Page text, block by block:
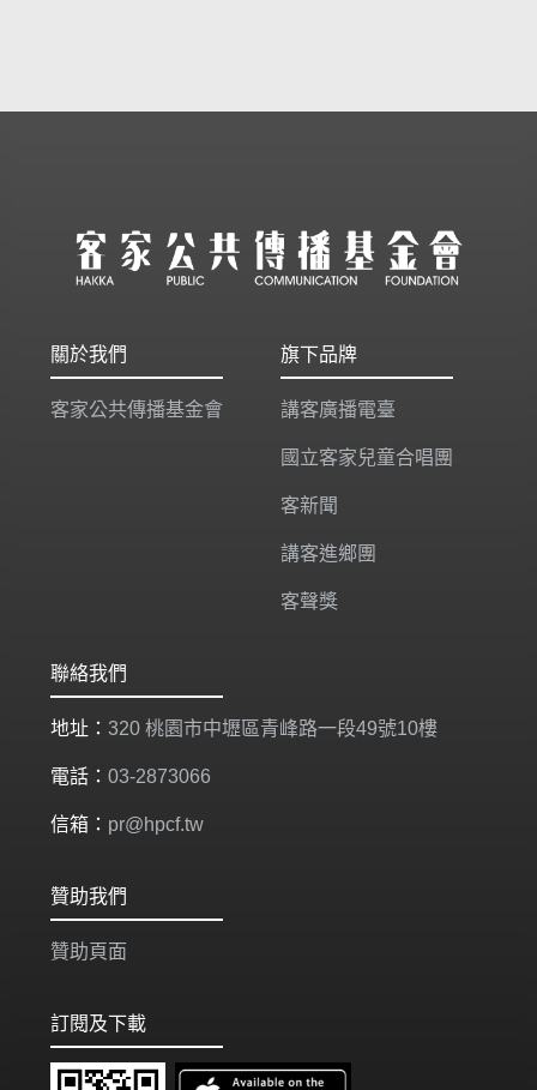
關於我們
客家公共傳播基金會
旗下品牌
講客廣播電臺
國立客家兒童合唱團
客新聞
講客進鄉團
客聲獎
聯絡我們
地址： 320 桃園市中壢區青峰路一段49號10樓
電話： 03-2873066
信箱： pr@hpcf.tw
贊助我們
贊助頁面
訂閱及下載